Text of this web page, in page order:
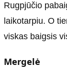
Rugpjūčio
laikotarpiu. O
viskas baigsis
Mergelė